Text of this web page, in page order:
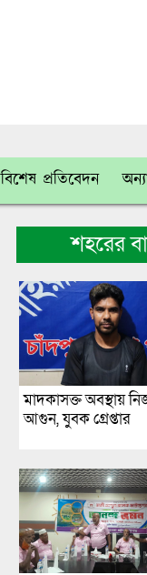
বিশেষ প্রতিবেদন
শহরের
মাদকাসক্ত অবস্থায়
আগুন, যুবক গ্রেপ্তার